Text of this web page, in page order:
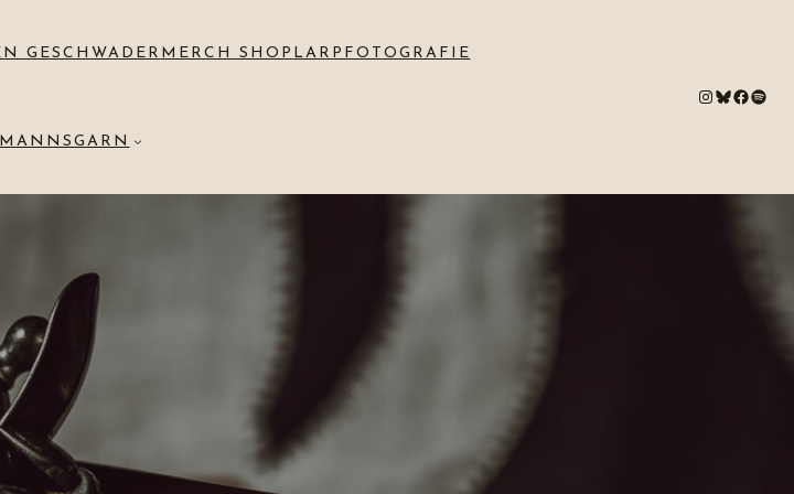
GESCHWADER MERCH SHOP LARPFOTOGRAFIE
# Bluesky # Spotify